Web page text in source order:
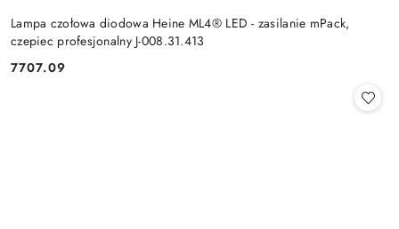
Lampa czołowa diodowa Heine ML4® LED - zasilanie mPack,
czepiec profesjonalny J-008.31.413
Cena:
7707.09